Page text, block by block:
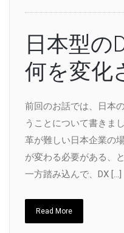
日本型の
何を変化
前回のお話では、日本
うことについて書きま
革が難しい日本企業の
が変わる必要がある、
一方踏み込んで、DX […]
Read More